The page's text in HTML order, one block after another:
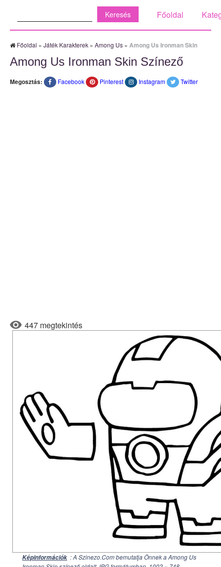
Főoldal
Főoldal » Játék Karakterek » Among Us » Among Us Ironman Skin
Among Us Ironman Skin Színező
Megosztás: Facebook Pinterest Instagram Twitter
447 megtekintés
Képinformációk : A Szinezo.Com bemutatja Önnek a Among Us